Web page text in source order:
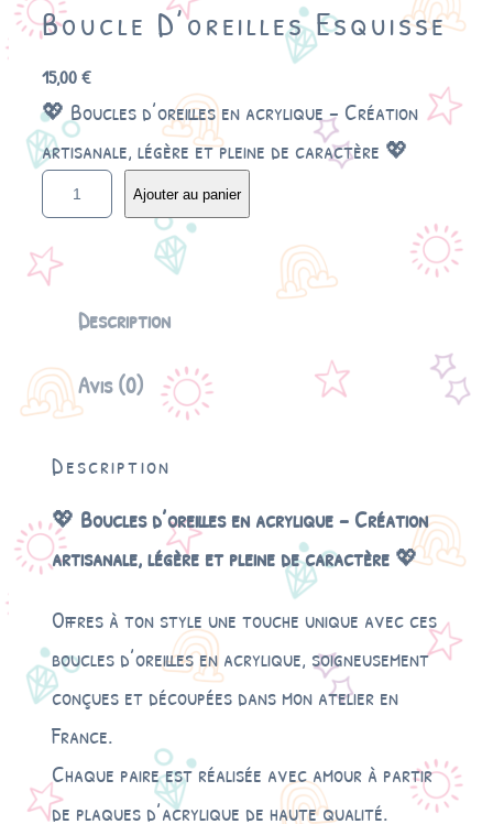
Boucle D’oreilles Esquisse
15,00€
💖 Boucles d’oreilles en acrylique – Création
artisanale, légère et pleine de caractère 💖
q
n
t
d
e
l
e
r
e
e
s
Ajouter au panier
Description
Avis (0)
Description
💖 Boucles d’oreilles en acrylique – Création
artisanale, légère et pleine de caractère 💖
Offres à ton style une touche unique avec ces
boucles d’oreilles en acrylique, soigneusement
conçues et découpées dans mon atelier en
France.
Chaque paire est réalisée avec amour à partir
de plaques d’acrylique de haute qualité.